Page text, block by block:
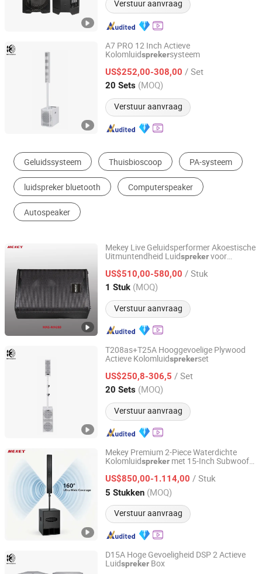
Verstuur aanvraag
A7 PRO 12 Inch Actieve
Kolomluidsprekersysteem
US$252,00-308,00 / Set
20 Sets (MOQ)
Verstuur aanvraag
Kangzheng Acoustics (Zhejiang) Co., Ltd.
Zhejiang, China Sinds 2026
Professional Audio Draagbare Luidspeaker
PA Luidspeaker Draadloze Luidspeaker
Home Cinema Systeem
Mekey Live Geluidsperformer Akoestische
Uitmuntendheid Luidsprekervoor
US$510,00-580,00 / Stuk
1 Stuk (MOQ)
Verstuur aanvraag
Guangzhou Jiuding Audio-Visual Technology Co., Ltd.
Guangdong, China Sinds 2025
T208as+T25A Hooggevoelige Plywood
Actieve Kolomluidsprekerset
US$250,8-306,5 / Set
20 Sets (MOQ)
Verstuur aanvraag
Kangzheng Acoustics (Zhejiang) Co., Ltd.
Zhejiang, China Sinds 2026
Mekey Premium 2-Piece Waterdichte
Kolomluidspreker met 15-Inch Subwoofer
US$850,00-1.114,00 / Stuk
5 Stukken (MOQ)
Verstuur aanvraag
Guangzhou Jiuding Audio-Visual Technology Co., Ltd.
Guangdong, China Sinds 2025
D15A Hoge Gevoeligheid DSP 2 Actieve
Luidspreker Box
Kangzheng Acoustics (Zhejiang) Co., Ltd.